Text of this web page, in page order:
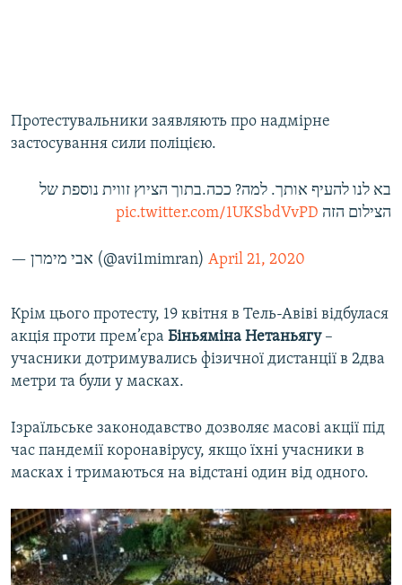
Протестувальники заявляють про надмірне
застосування сили поліцією.
בא לנו להעיף אותך. למה? ככה.בתוך הציוץ זווית נוספת של
הצילום הזה pic.twitter.com/1UKSbdVvPD
— אבי מימרן (@avi1mimran) April 21, 2020
Крім цього протесту, 19 квітня в Тель-Авіві відбулася
акція проти прем’єра Біньяміна Нетаньягу–
учасники дотримувались фізичної дистанції в 2два
метри та були у масках.
Ізраїльське законодавство дозволяє масові акції під
час пандемії коронавірусу, якщо їхні учасники в
масках і тримаються на відстані один від одного.